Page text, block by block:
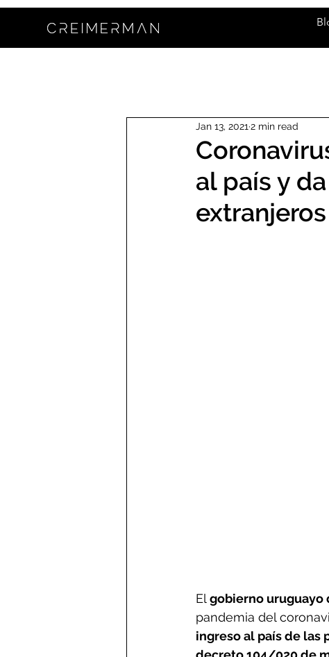
al país y
extranjeros
Jan 13, 2021 2 min read
El gobierno
pandemia del
ingreso al país de las